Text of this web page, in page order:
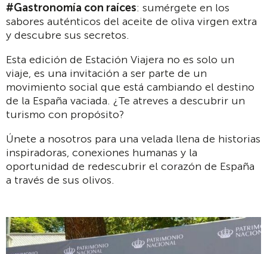
#Gastronomía con raíces: sumérgete en los
sabores auténticos del aceite de oliva virgen extra
y descubre sus secretos.
Esta edición de Estación Viajera no es solo un
viaje, es una invitación a ser parte de un
movimiento social que está cambiando el destino
de la España vaciada. ¿Te atreves a descubrir un
turismo con propósito?
Únete a nosotros para una velada llena de historias
inspiradoras, conexiones humanas y la
oportunidad de redescubrir el corazón de España
a través de sus olivos.